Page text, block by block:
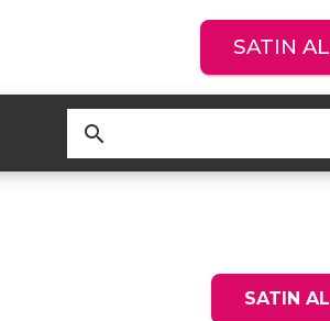
SATIN AL
search
SATIN AL